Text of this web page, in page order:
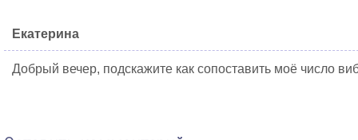
Екатерина
Добрый вечер, подскажите как сопоставить моё число